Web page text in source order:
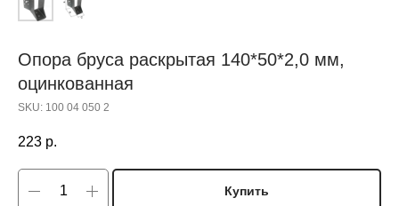
Опора бруса раскрытая 140*50*2,0 мм,
оцинкованная
SKU: 100 04 050 2
223 р.
Купить